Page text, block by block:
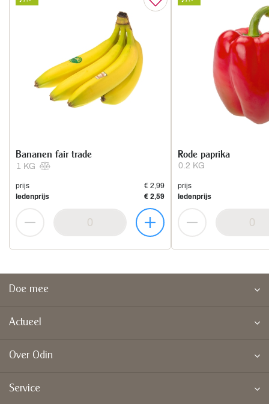
1 KG
Bananen fair trade
prijs
€ 2,99
ledenprijs
€ 2,59
0.2 KG
Rode paprika
prijs
ledenprijs
Doe mee
Actueel
Over Odin
Service